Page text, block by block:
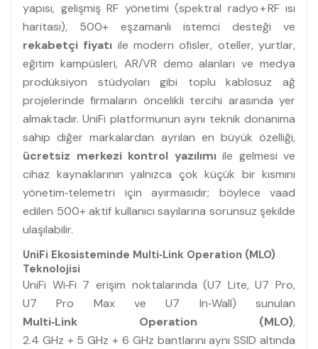
yapısı, gelişmiş RF yönetimi (spektral radyo + RF ısı
haritası), 500+ eşzamanlı istemci desteği ve
rekabetçi fiyatı ile modern ofisler, oteller, yurtlar,
eğitim kampüsleri, AR/VR demo alanları ve medya
prodüksiyon stüdyoları gibi toplu kablosuz ağ
projelerinde firmaların öncelikli tercihi arasında yer
almaktadır. UniFi platformunun aynı teknik donanıma
sahip diğer markalardan ayrılan en büyük özelliği,
ücretsiz merkezi kontrol yazılımıile gelmesi ve
cihaz kaynaklarının yalnızca çok küçük bir kısmını
yönetim‑telemetri için ayırmasıdır; böylece vaad
edilen 500+ aktif kullanıcı sayılarına sorunsuz şekilde
ulaşılabilir.
UniFi Ekosisteminde Multi‑Link Operation (MLO)
Teknolojisi
UniFi Wi‑Fi 7 erişim noktalarında (U7 Lite, U7 Pro,
U7 Pro Max ve U7 In‑Wall) sunulan
Multi‑Link Operation (MLO),
2.4 GHz + 5 GHz + 6 GHz bantlarını aynı SSID altında